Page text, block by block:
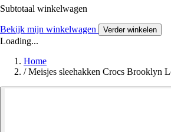
Subtotaal winkelwagen
Bekijk mijn winkelwagen Verder winkelen
Loading...
Home
/ Meisjes sleehakken Crocs Brooklyn